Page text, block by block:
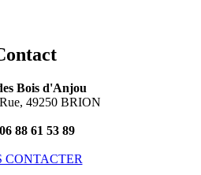
Bois d'Anjou
49250 BRION
06 88 61 53 89
CONTACTER